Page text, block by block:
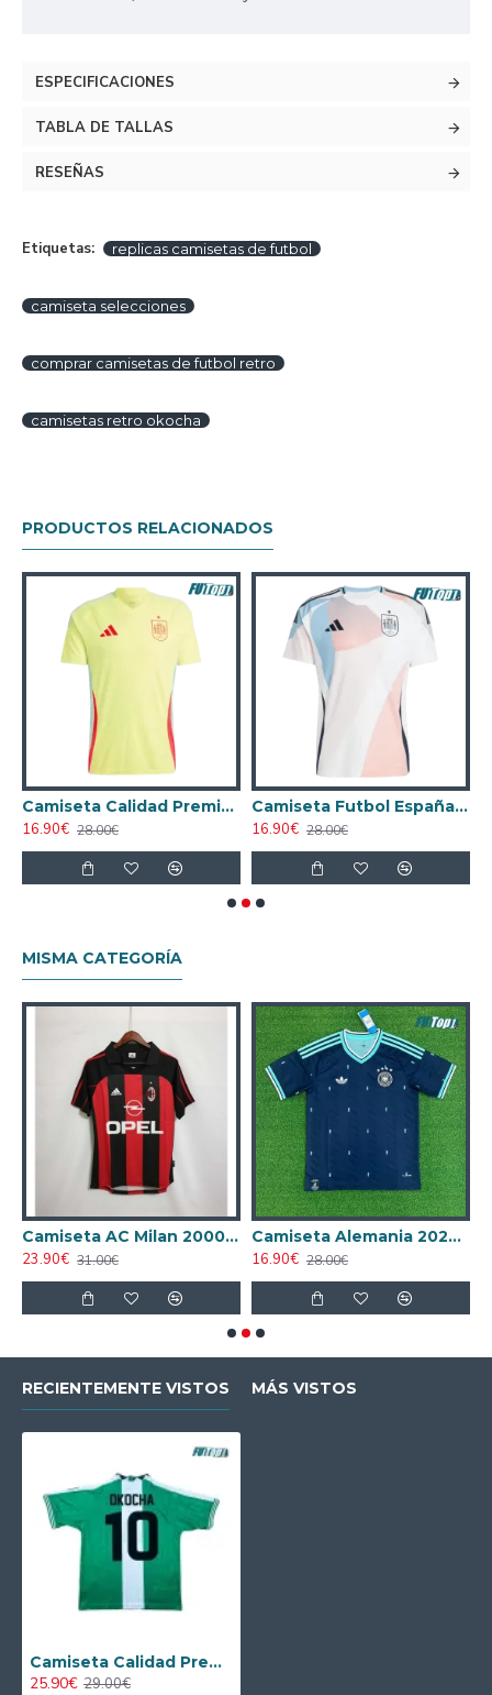
ESPECIFICACIONES
TABLA DE TALLAS
RESEÑAS
Etiquetas: replicas camisetas de futbol
camiseta selecciones
comprar camisetas de futbol retro
camisetas retro okocha
PRODUCTOS RELACIONADOS
Camiseta Calidad Premium España Segunda Equipación 2024
16.90€ 28.00€
Camiseta Futbol España Away 2025 La EURO Femenina
16.90€ 28.00€
MISMA CATEGORÍA
Camiseta AC Milan 2000/2001 Local Retro
23.90€ 31.00€
Camiseta Alemania 2026 Azul
16.90€ 28.00€
RECIENTEMENTE VISTOS MÁS VISTOS
Camiseta Calidad Premium OKOCHA 10 Nigeria Local 1996 Retro
25.90€ 29.00€